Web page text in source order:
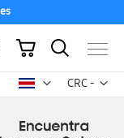
CRC -
colón
Mi carrito